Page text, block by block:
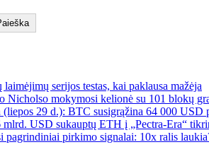
serijos testas, kai paklausa mažėja
Nicholso mokymosi kelionė su 101 blokų
29 d.): BTC susigrąžina 64 000
USD sukauptų ETH į „Pectra-Era“
pirkimo signalai: 10x ralis